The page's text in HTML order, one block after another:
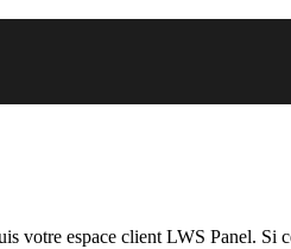
votre espace client LWS Panel.